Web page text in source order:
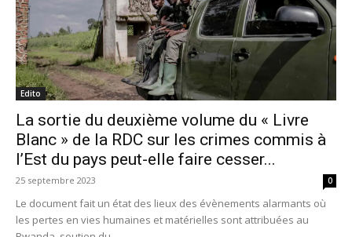
Edito
La sortie du deuxième volume du « Livre
Blanc » de la RDC sur les crimes commis à
l’Est du pays peut-elle faire cesser...
25 septembre 2023 0
Le document fait un état des lieux des évènements alarmants où
les pertes en vies humaines et matérielles sont attribuées au